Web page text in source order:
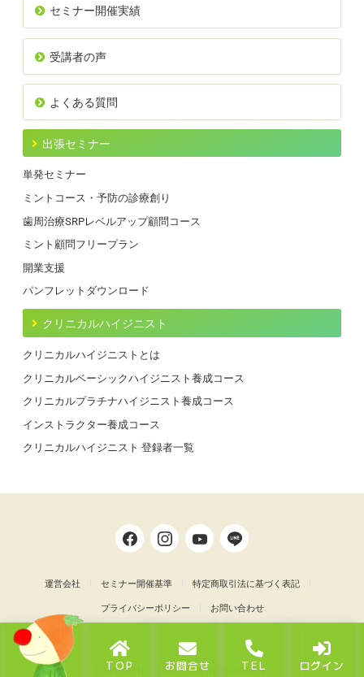
セミナー開催実績
受講者の声
よくある質問
出張セミナー
単発セミナー
ミントコース・予防の診療創り
歯周治療SRPレベルアップ顧問コース
ミント顧問フリープラン
開業支援
パンフレットダウンロード
クリニカルハイジニスト
クリニカルハイジニストとは
クリニカルベーシックハイジニスト養成コース
クリニカルプラチナハイジニスト養成コース
インストラクター養成コース
クリニカルハイジニスト 登録者一覧
運営会社 セミナー開催基準 特定商取引法に基づく表記
プライバシーポリシー お問い合わせ
Copyright(c) 2026 NDL mint-seminar
TOP お問合せ TEL ログイン